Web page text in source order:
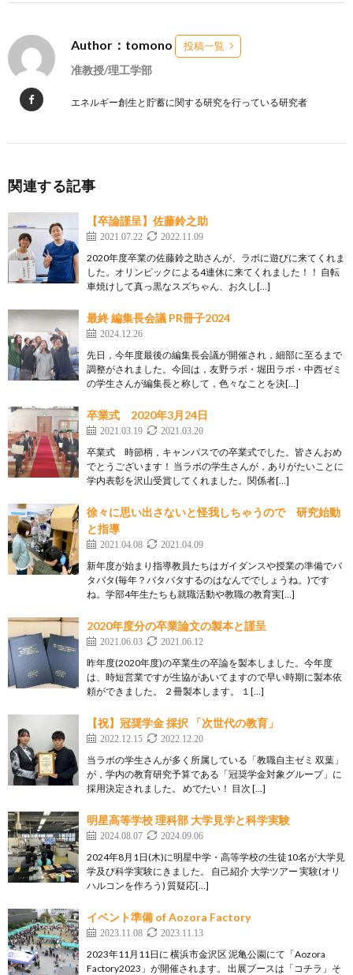
Author：tomono 投稿一覧
准教授/理工学部
エネルギー創生と貯蓄に関する研究を行っている研究者
関連する記事
【卒論謹呈】佐藤鈴之助
2021.07.22 2022.11.09
2020年度卒業の佐藤鈴之助さんが、ラボに遊びに来てくれま
した。オリンピックによる4連休に来てくれました！！ 自転
車焼けして真っ黒なスズちゃん、お久し[…]
最終 編集長会議 PR冊子2024
2024.12.26
先日，今年度最後の編集長会議が開催され，細部に至るまで
調整がされました。今回は，友野ラボ・堀田ラボ・中西ゼミ
の学生さんが編集長と称して，色々なことを決[…]
卒業式 2020年3月24日
2021.03.19 2021.03.20
卒業式 時節柄，キャンパスでの卒業式でした。皆さんおめ
でとうございます！ 当ラボの学生さんが，ありがたいことに
学内表彰を沢山受賞してくれました。関係者[…]
徐々に思い出さないと怪我しちゃうので 研究始動
と指導
2021.04.08 2021.04.09
新年度が始まり指導教員たちはガイダンスや授業の準備でバ
タバタ(毎年？バタバタするのはなんででしょうね。)です
ね。学部4年生たちも就職活動や教職の教育実[…]
2020年度分の卒業論文の製本と謹呈
2021.06.03 2021.06.12
昨年度(2020年度)の卒業生の卒論を製本しました。今年度
は、時短営業ですが生協があいてますので早い時期に製本依
頼ができました。 ２冊製本します。 １[…]
【祝】冠奨学金 採択 「次世代の教育」
2022.12.15 2022.12.20
当ラボの学生さんが多く所属している「教職自主ゼミ 双葉」
が，学内の教育研究予算である「冠奨学金対象グループ」に
採用決定されました。 めでたい！ 目次 […]
明星高等学校 理科部 大学見学と科学実験
2024.08.07 2024.09.06
2024年8月1日(木)に明星中学・高等学校の生徒10名が大学見
学及び科学実験にきました。 自己紹介 大学ツアー 実験(オリ
ハルコンを作ろう) 質疑応[…]
イベント準備 of Aozora Factory
2023.11.08 2023.11.13
2023年11月11日に 横浜市金沢区 泥亀公園にて「Aozora
Factory2023」が開催されます。 出展ブースは「コチラ」そ